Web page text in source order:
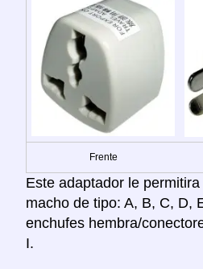
Frente
Este adaptador le
macho de tipo: A, B, C, D,
enchufes hembra/
I.